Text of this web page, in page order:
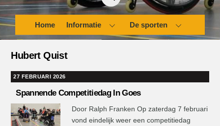
Home Informatie De sporten
Hubert Quist
27 FEBRUARI 2026
Spannende Competitiedag In Goes
Door Ralph Franken Op zaterdag 7 februari
vond eindelijk weer een competitiedag